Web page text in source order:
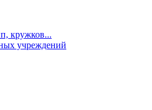
кружков...
учреждений